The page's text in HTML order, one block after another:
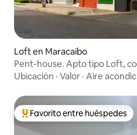
Loft en Maracaibo
Ubicación · Valor · Aire
Favorito entre los huéspedes
Favorito entre huéspedes